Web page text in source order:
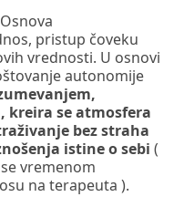
pristup čoveku
vrednosti. U osnovi
autonomije
kreira se atmosfera
bez straha
istine o sebi (
vremenom
na terapeuta ).